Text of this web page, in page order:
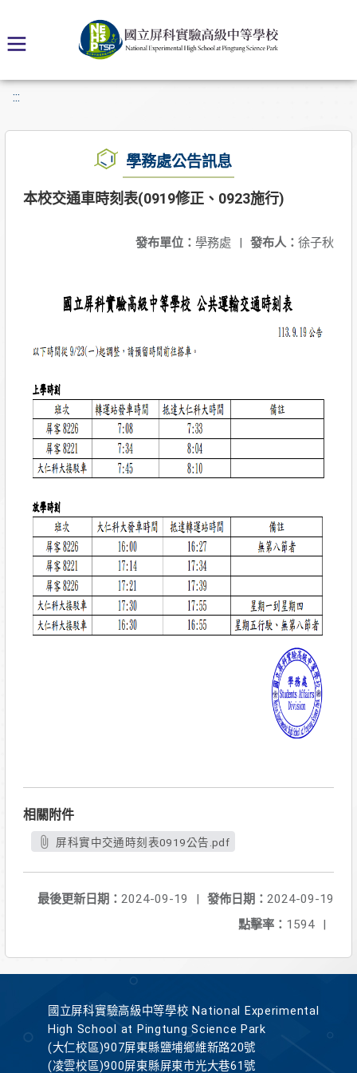
:::
學務處公告訊息
本校交通車時刻表(0919修正、0923施行)
發布人： 徐子秋
發布單位： 學務處 |
相關附件
屏科實中交通時刻表0919公告.pdf
發佈日期： 2024-09-19
最後更新日期： 2024-09-19
|
點擊率： 1594 |
國立屏科實驗高級中等學校 National Experimental
High School at Pingtung Science Park
(大仁校區)907屏東縣鹽埔鄉維新路20號
(凌雲校區)900屏東縣屏東市光大巷61號